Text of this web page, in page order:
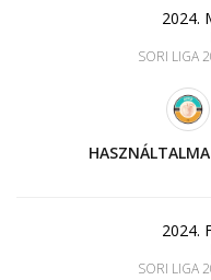
2024.
SORI LIGA
HASZNÁLTALMA
2024.
SORI LIGA